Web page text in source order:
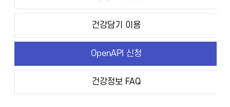
건강담기 이용
OpenAPI 신청
건강정보 FAQ